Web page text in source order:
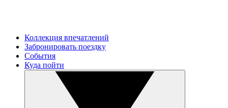
Коллекция впечатлений
Забронировать поездку
События
Куда пойти